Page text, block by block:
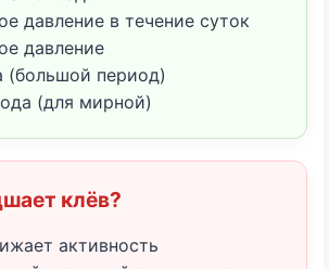
давление в течение суток
давление
(большой период)
(для мирной)
клёв?
активность